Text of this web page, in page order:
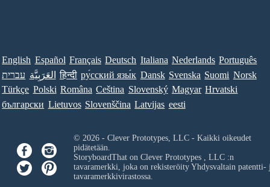
English Español Français Deutsch Italiana Nederlands Português
עברית العَرَبِيَّة हिन्दी ру́сский язы́к Dansk Svenska Suomi Norsk
Türkçe Polski Româna Ceština Slovenský Magyar Hrvatski
български Lietuvos Slovenščina Latvijas eesti
© 2026 - Clever Prototypes, LLC - Kaikki oikeudet
pidätetään.
StoryboardThat on Clever Prototypes , LLC:n
tavaramerkki, joka on rekisteröity Yhdysvaltain patentti-
tavaramerkkivirastossa.